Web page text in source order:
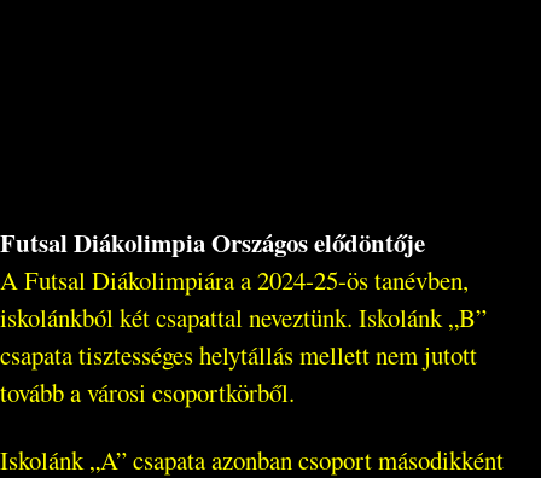
Futsal Diákolimpia Országos elődöntője
A Futsal Diákolimpiára a 2024-25-ös tanévben,
iskolánkból két csapattal neveztünk. Iskolánk „B”
csapata tisztességes helytállás mellett nem jutott
tovább a városi csoportkörből.
Iskolánk „A” csapata azonban csoport másodikként